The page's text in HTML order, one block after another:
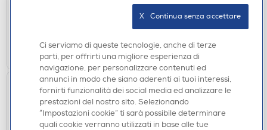
Ritiro in negozio in 30' gratuito: verifica
AGGIUNGI
Ci serviamo di queste tecnologie, anche di terze
parti, per offrirti una migliore esperienza di
navigazione, per personalizzare contenuti ed
annunci in modo che siano aderenti ai tuoi interessi,
fornirti funzionalità dei social media ed analizzare le
prestazioni del nostro sito. Selezionando
“Impostazioni cookie” ti sarà possibile determinare
quali cookie verranno utilizzati in base alle tue
X   Continua senza accettare